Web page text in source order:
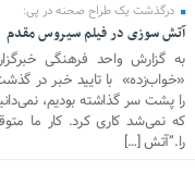
درگذشت یک طراح صحنه در پی:
آتش سوزی در فیلم سیروس مقدم
به گزارش واحد فرهنگی
«خواب‌زده» با تایید خبر در
را پشت سر گذاشته بودیم،
که نمی‌شد کاری کرد. کار ما
را.”آتش […]